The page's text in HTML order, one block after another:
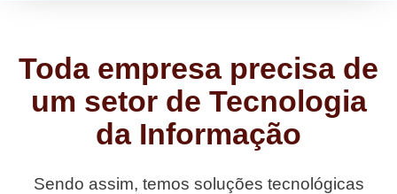
Toda empresa precisa de
um setor de Tecnologia
da Informação
Sendo assim, temos soluções tecnológicas